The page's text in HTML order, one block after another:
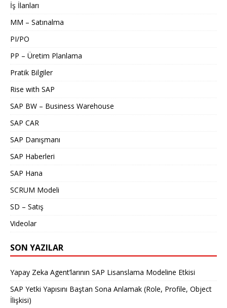
İş İlanları
MM – Satınalma
PI/PO
PP – Üretim Planlama
Pratik Bilgiler
Rise with SAP
SAP BW – Business Warehouse
SAP CAR
SAP Danışmanı
SAP Haberleri
SAP Hana
SCRUM Modeli
SD – Satış
Videolar
SON YAZILAR
Yapay Zeka Agent’larının SAP Lisanslama Modeline Etkisi
SAP Yetki Yapısını Baştan Sona Anlamak (Role, Profile, Object
İlişkisi)